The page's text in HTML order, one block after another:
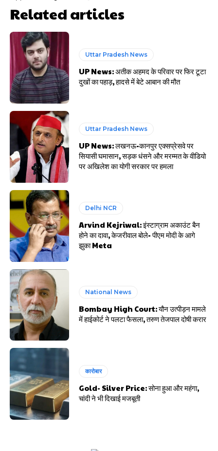
Related articles
Uttar Pradesh News
UP News: अतीक अहमद के परिवार पर फिर टूटा
दुखों का पहाड़, हादसे में बेटे आबान की मौत
Uttar Pradesh News
UP News: लखनऊ-कानपुर एक्सप्रेसवे पर
सियासी घमासान, सड़क धंसने और मरम्मत के वीडियो
पर अखिलेश का योगी सरकार पर हमला
Delhi NCR
Arvind Kejriwal: इंस्टाग्राम अकाउंट बैन
होने का दावा, केजरीवाल बोले- पीएम मोदी के आगे
झुका Meta
National News
Bombay High Court: यौन उत्पीड़न मामले
में हाईकोर्ट ने पलटा फैसला, तरुण तेजपाल दोषी करार
कारोबार
Gold- Silver Price: सोना हुआ और महंगा,
चांदी ने भी दिखाई मजबूती